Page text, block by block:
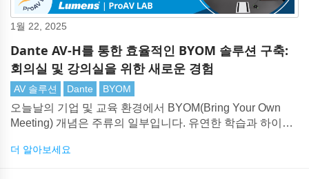
1월 22, 2025
Dante AV-H를 통한 효율적인 BYOM 솔루션 구축:
회의실 및 강의실을 위한 새로운 경험
AV 솔루션 Dante BYOM
오늘날의 기업 및 교육 환경에서 BYOM(Bring Your Own
Meeting) 개념은 주류의 일부입니다. 유연한 학습과 하이브
디오-시각적 통합을 제공하는 솔루션이 필수적입니다.
더 알아보세요